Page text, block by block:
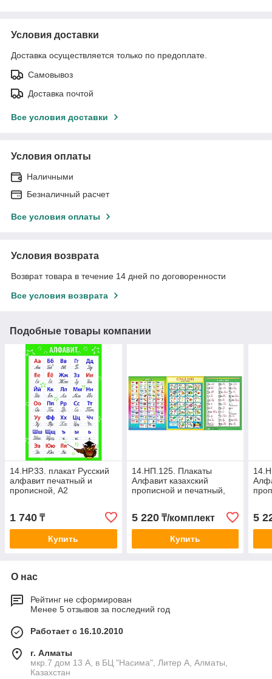
Условия доставки
Доставка осуществляется только по предоплате.
Самовывоз
Доставка почтой
Все условия доставки
Условия оплаты
Наличными
Безналичный расчет
Все условия оплаты
Условия возврата
Возврат товара в течение 14 дней по договоренности
Все условия возврата
Подобные товары компании
14.НР.33. плакат Русский
алфавит печатный и
прописной, А2
1 740 ₸
Купить
14.НП.125. Плакаты
Алфавит казахский
прописной и печатный,
прописной,
5 220₸/комплект
Купить
5
О нас
Рейтинг не сформирован
Менее 5 отзывов за последний год
Работает с 16.10.2010
г. Алматы
мкр.7 дом 13 А, в БЦ "Насима", Литер А, Алматы,
Казахстан